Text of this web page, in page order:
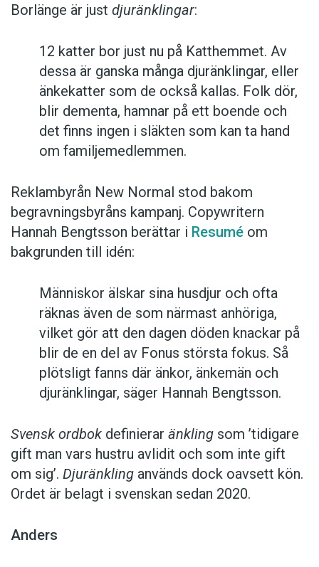
Borlänge är just djuränklingar:
12 katter bor just nu på Katthemmet. Av
dessa är ganska många djuränklingar, eller
änkekatter som de också kallas. Folk dör,
blir dementa, hamnar på ett boende och
det finns ingen i släkten som kan ta hand
om familjemedlemmen.
Reklambyrån New Normal stod bakom
begravningsbyråns kampanj. Copywritern
Hannah Bengtsson berättar i Resumé om
bakgrunden till idén:
Människor älskar sina husdjur och ofta
räknas även de som närmast anhöriga,
vilket gör att den dagen döden knackar på
blir de en del av Fonus största fokus. Så
plötsligt fanns där änkor, änkemän och
djuränklingar, säger Hannah Bengtsson.
Svensk ordbok definierar änkling som ’tidigare
gift man vars hustru av­lidit och som inte gift
om sig’. Djuränkling används dock oavsett kön.
Ordet är belagt i svenskan sedan 2020.
Anders